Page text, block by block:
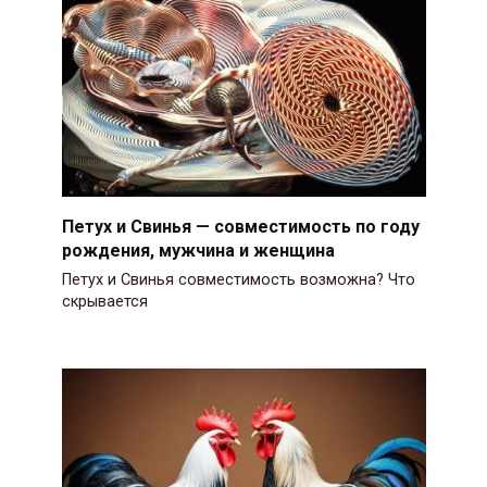
Петух и Свинья — совместимость по году
рождения, мужчина и женщина
Петух и Свинья совместимость возможна? Что
скрывается